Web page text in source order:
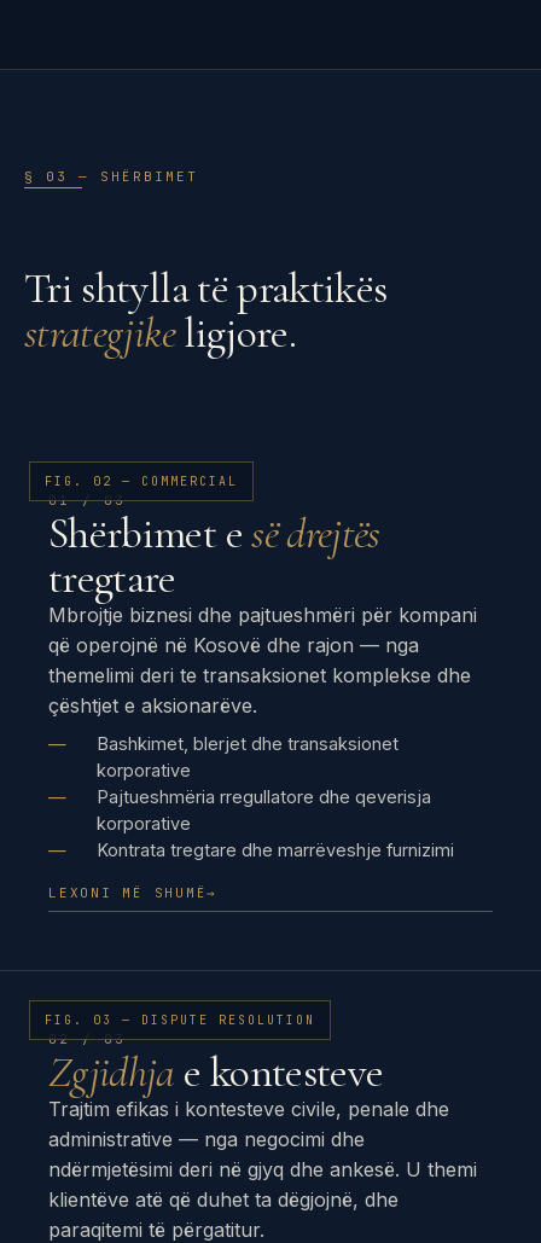
§ 03 — SHËRBIMET
Tri shtylla të praktikës
strategjikeligjore.
FIG. 02 — COMMERCIAL
01 / 03
Shërbimet esë drejtës
tregtare
Mbrojtje biznesi dhe pajtueshmëri për kompani
që operojnë në Kosovë dhe rajon — nga
themelimi deri te transaksionet komplekse dhe
çështjet e aksionarëve.
Bashkimet, blerjet dhe transaksionet
korporative
Pajtueshmëria rregullatore dhe qeverisja
korporative
Kontrata tregtare dhe marrëveshje furnizimi
LEXONI MË SHUMË→
FIG. 03 — DISPUTE RESOLUTION
02 / 03
Zgjidhja e kontesteve
Trajtim efikas i kontesteve civile, penale dhe
administrative — nga negocimi dhe
ndërmjetësimi deri në gjyq dhe ankesë. U themi
klientëve atë që duhet ta dëgjojnë, dhe
paraqitemi të përgatitur.